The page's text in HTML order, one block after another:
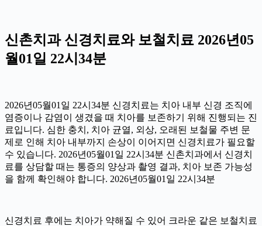
신촌치과 신경치료와 보철치료 2026년05
월01일 22시34분
2026년05월01일 22시34분 신경치료는 치아 내부 신경 조직에
염증이나 감염이 생겼을 때 치아를 보존하기 위해 진행되는 진
료입니다. 심한 충치, 치아 균열, 외상, 오래된 보철물 주변 문
제로 인해 치아 내부까지 손상이 이어지면 신경치료가 필요할
수 있습니다. 2026년05월01일 22시34분 신촌치과에서 신경치
료를 상담할 때는 통증의 양상과 촬영 결과, 치아 보존 가능성
을 함께 확인해야 합니다. 2026년05월01일 22시34분
신경치료 후에는 치아가 약해질 수 있어 크라운 같은 보철치료